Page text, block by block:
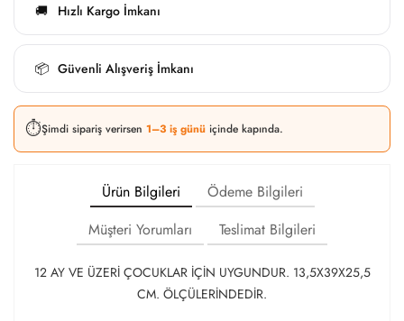
🚚 Hızlı Kargo İmkanı
📦 Güvenli Alışveriş İmkanı
⏱️Şimdi sipariş verirsen 1–3 iş günü içinde kapında.
Ürün Bilgileri
Ödeme Bilgileri
Müşteri Yorumları
Teslimat Bilgileri
12 AY VE ÜZERİ ÇOCUKLAR İÇİN UYGUNDUR. 13,5X39X25,5
CM. ÖLÇÜLERİNDEDİR.